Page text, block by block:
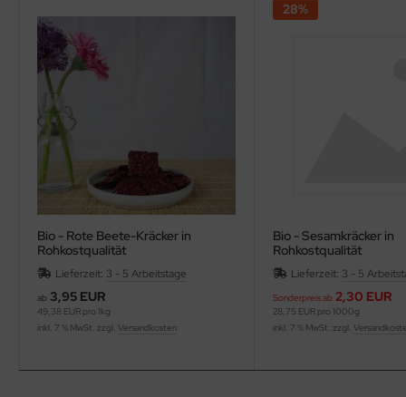
Bio - Rote Beete-Kräcker in
Rohkostqualität
Lieferzeit: 3 - 5 Arbeitstage
ab 3,95 EUR
49,38 EUR pro 1kg
inkl. 7 % MwSt. zzgl. Versandkosten
Bio - Sesamkräcker in
Rohkostqualität
Lieferzeit: 3 - 5
Sonderpreis ab 2,30 EUR
28%
28,75 EUR pro 1000g
inkl. 7 % MwSt. zzgl.